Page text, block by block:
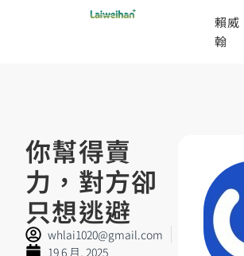
賴威
翰
你幫得賣
力，對方卻
只想逃避
whlai1020@gmail.com
19 6 月, 2025